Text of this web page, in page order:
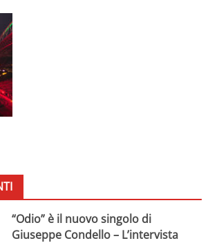
“Odio” è il nuovo singolo di
Giuseppe Condello – L’intervista